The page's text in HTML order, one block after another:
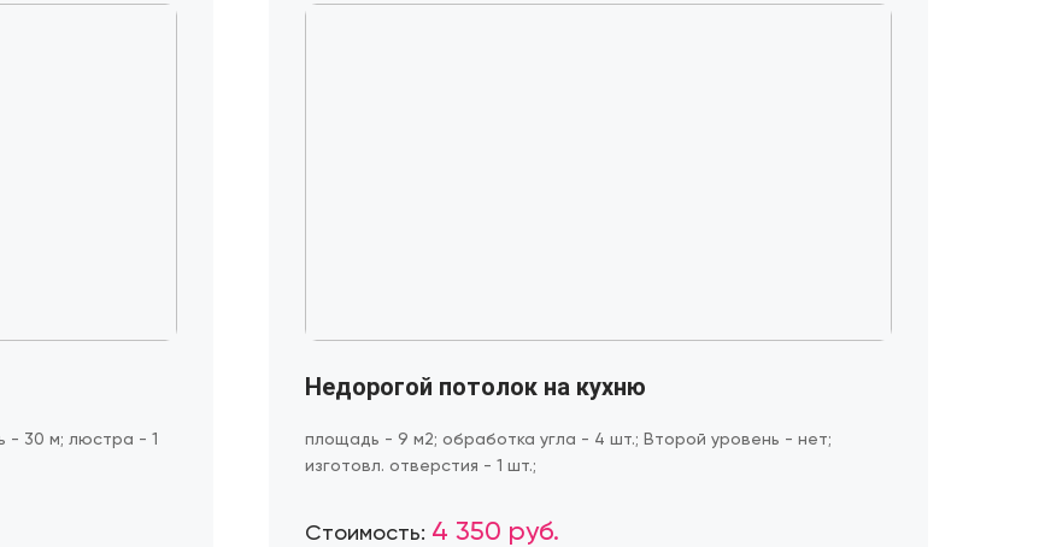
- 30 м; люстра - 1
Недорогой потолок на кухню
площадь - 9 м2; обработка угла - 4 шт.; Второй уровень - нет;
изготовл. отверстия - 1 шт.;
Стоимость: 4 350 руб.